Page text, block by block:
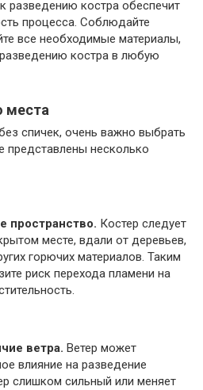
разведению костра обеспечит
процесса. Соблюдайте
все необходимые материалы,
костра в любую
места
спичек, очень важно выбрать
несколько
пространство. Костер следует
месте, вдали от деревьев,
горючих материалов. Таким
риск перехода пламени на
ветра. Ветер может
влияние на разведение
слишком сильный или меняет